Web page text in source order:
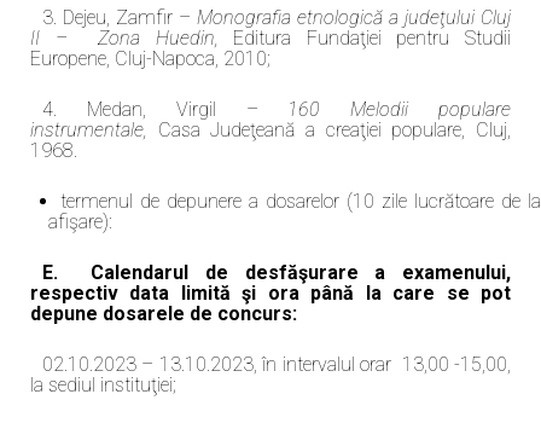
3. Dejeu, Zamfir – Monografia etnologică a judeţului Cluj
II –
Zona Huedin, Editura Fundaţiei pentru Studii
Europene, Cluj-Napoca, 2010;
4. Medan, Virgil – 160 Melodii populare
instrumentale, Casa Judeţeană a creaţiei populare, Cluj,
1968.
termenul de depunere a dosarelor (10 zile lucrătoare de la
afişare):
E.
Calendarul de desfăşurare a examenului,
respectiv data limită şi ora până la care se pot
depune dosarele de concurs:
02.10.2023 – 13.10.2023, în intervalul orar 13,00 -15,00,
la sediul instituţiei;